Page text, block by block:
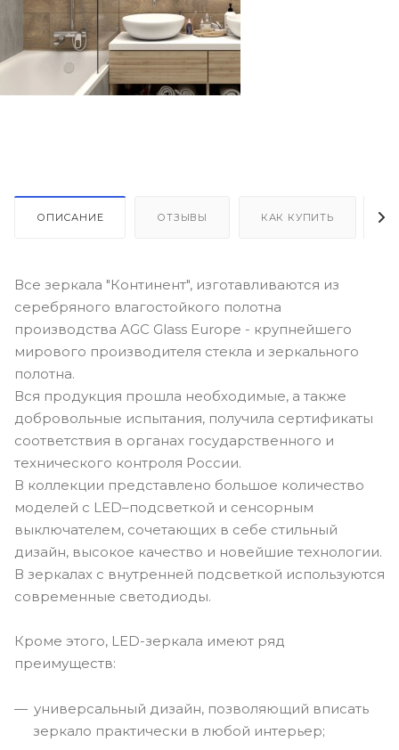
ОПИСАНИЕ ОТЗЫВЫ КАК КУПИТЬ
Все зеркала "Континент", изготавливаются из
серебряного влагостойкого полотна
производства AGC Glass Europe - крупнейшего
мирового производителя стекла и зеркального
полотна.
Вся продукция прошла необходимые, а также
добровольные испытания, получила сертификаты
соответствия в органах государственного и
технического контроля России.
В коллекции представлено большое количество
моделей с LED–подсветкой и сенсорным
выключателем, сочетающих в себе стильный
дизайн, высокое качество и новейшие технологии.
В зеркалах с внутренней подсветкой используются
современные светодиоды.
Кроме этого, LED-зеркала имеют ряд
преимуществ:
универсальный дизайн, позволяющий вписать
зеркало практически в любой интерьер;